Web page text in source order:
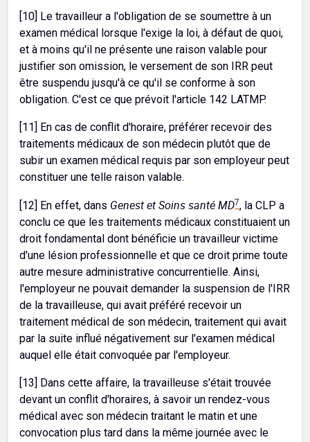
[10] Le travailleur a l'obligation de se soumettre à un
examen médical lorsque l'exige la loi, à défaut de quoi,
et à moins qu'il ne présente une raison valable pour
justifier son omission, le versement de son IRR peut
être suspendu jusqu'à ce qu'il se conforme à son
obligation. C'est ce que prévoit l'article 142 LATMP.
[11] En cas de conflit d'horaire, préférer recevoir des
traitements médicaux de son médecin plutôt que de
subir un examen médical requis par son employeur peut
constituer une telle raison valable.
[12] En effet, dans Genest et Soins santé MD7, la CLP a
conclu ce que les traitements médicaux constituaient un
droit fondamental dont bénéficie un travailleur victime
d'une lésion professionnelle et que ce droit prime toute
autre mesure administrative concurrentielle. Ainsi,
l'employeur ne pouvait demander la suspension de l'IRR
de la travailleuse, qui avait préféré recevoir un
traitement médical de son médecin, traitement qui avait
par la suite influé négativement sur l'examen médical
auquel elle était convoquée par l'employeur.
[13] Dans cette affaire, la travailleuse s'était trouvée
devant un conflit d'horaires, à savoir un rendez-vous
médical avec son médecin traitant le matin et une
convocation plus tard dans la même journée avec le